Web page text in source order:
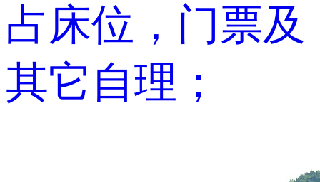
占床位，门票及
其它自理；